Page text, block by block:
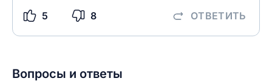
5 8 ОТВЕТИТЬ
Вопросы и ответы